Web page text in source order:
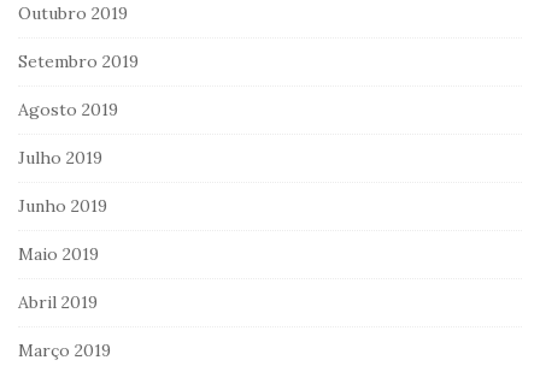
Outubro 2019
Setembro 2019
Agosto 2019
Julho 2019
Junho 2019
Maio 2019
Abril 2019
Março 2019